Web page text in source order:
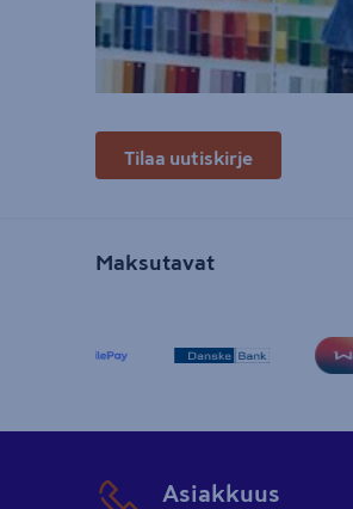
Tilaa uutiskirje
Maksutavat
Asiakkuus